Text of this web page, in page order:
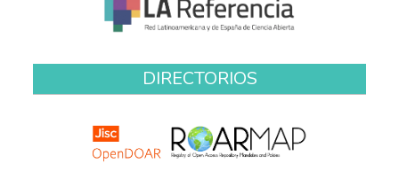
DIRECTORIOS